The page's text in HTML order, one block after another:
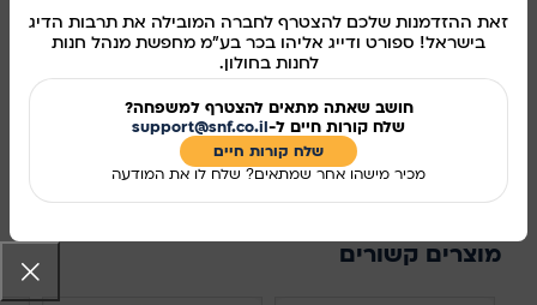
זאת ההזדמנות שלכם להצטרף לחברה המובילה את תרבות הדיג
בישראל! ספורט ודייג אליהו בכר בע"מ מחפשת מנהל חנות
לחנות בחולון.
חושב שאתה מתאים להצטרף למשפחה?
שלח קורות חיים ל-support@snf.co.il
שלח קורות חיים​
מכיר מישהו אחר שמתאים? שלח לו את המודעה
הוספה לסל
קנו עכשיו
385
מוצרים קשורים